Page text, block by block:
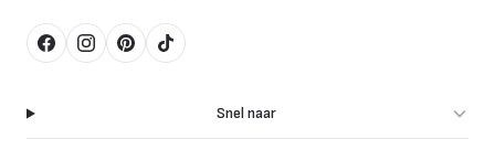
FacebookInstagram
Pinterest
TikTok
Snel naar